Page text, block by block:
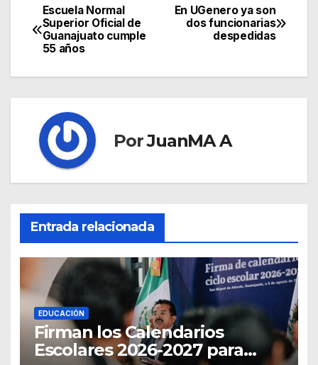
En UGenero ya son
dos funcionarias
despedidas
Escuela Normal
Superior Oficial de
Guanajuato cumple
55 años
PorJuanMA A
Entrada relacionada
EDUCACIÓN
Firman los Calendarios
Escolares 2026-2027 para